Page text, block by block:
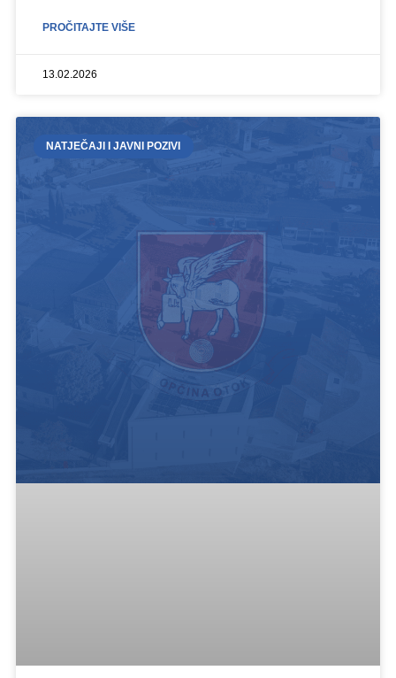
PROČITAJTE VIŠE
13.02.2026
NATJEČAJI I JAVNI POZIVI